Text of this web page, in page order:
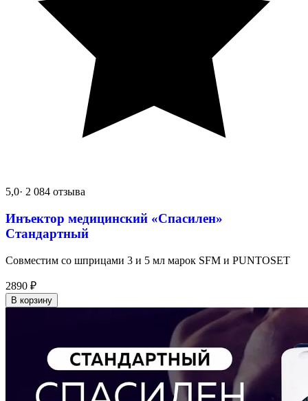
5,0· 2 084 отзыва
Инъектор медицинский «Спасилен»
Стандартный
Совместим со шприцами 3 и 5 мл марок SFM и PUNTOSET
2890 ₽
В корзину